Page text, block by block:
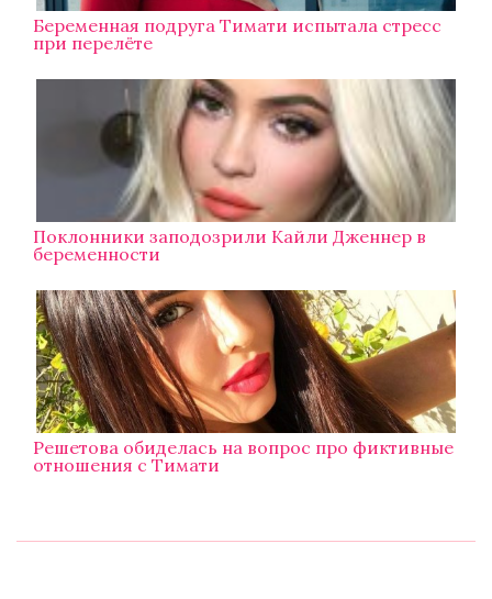
Беременная подруга Тимати испытала стресс
при перелёте
Поклонники заподозрили Кайли Дженнер в
беременности
Решетова обиделась на вопрос про фиктивные
отношения с Тимати